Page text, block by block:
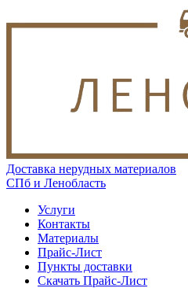
Доставка нерудных материалов
СПб и Ленобласть
Услуги
Контакты
Материалы
Прайс-Лист
Пункты доставки
Скачать Прайс-Лист